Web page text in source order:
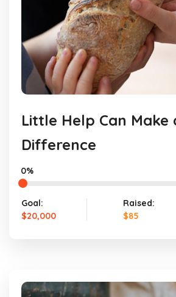
Little Help Can Make
Difference
0%
Goal:
$20,000
Raised:
$85